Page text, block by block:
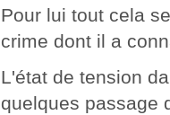
Pour lui tout cela
crime dont il a
L'état de tension
quelques passage